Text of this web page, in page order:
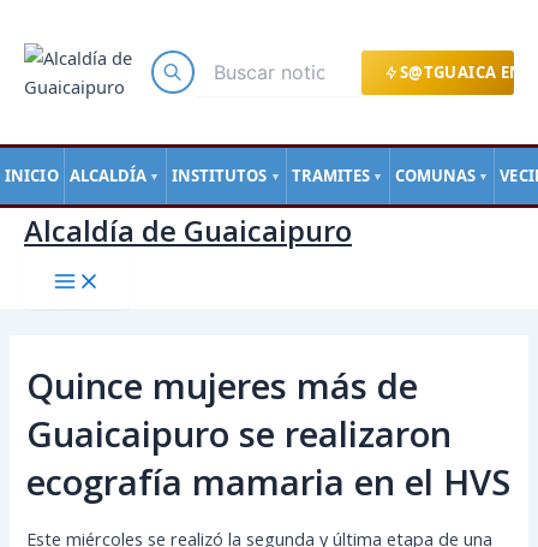
S@TGUAICA EN
INICIO ALCALDÍA ▼ INSTITUTOS ▼ TRAMITES ▼ COMUNAS ▼
contenido
Alcaldía de Guaicaipuro
Quince mujeres más de
Guaicaipuro se realizaron
ecografía mamaria en el HVS
Este miércoles se realizó la segunda y última etapa de una
de
entradas